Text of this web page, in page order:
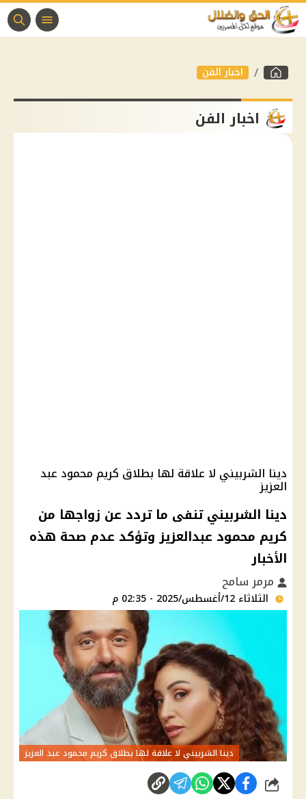
اخبار الفن
اخبار الفن
دينا الشربيني لا علاقة لها بطلاق كريم محمود عبد
العزيز
دينا الشربيني تنفى ما تردد عن زواجها من
كريم محمود عبدالعزيز وتؤكد عدم صحة هذه
الأخبار
مرمر سامح
الثلاثاء 12/أغسطس/2025 - 02:35 م
دينا الشربيني لا علاقة لها بطلاق كريم محمود عبد العزيز
شارك